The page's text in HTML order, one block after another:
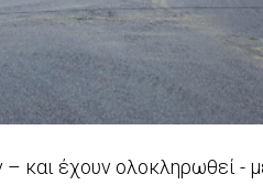
και έχουν ολοκληρωθεί -